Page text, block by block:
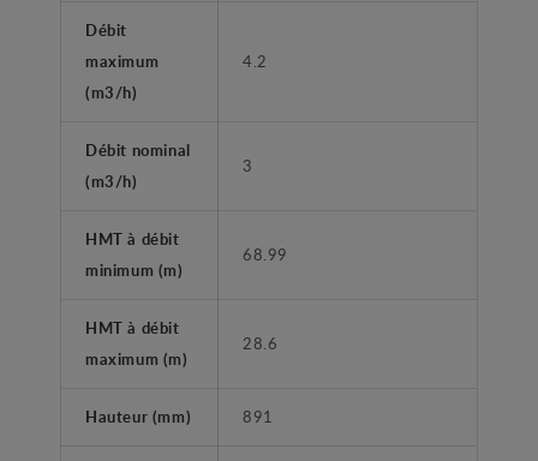
Débit
maximum
(m3/h)
4.2
Débit nominal
(m3/h)
3
HMT à débit
minimum (m)
68.99
HMT à débit
maximum (m)
28.6
Hauteur (mm) 891